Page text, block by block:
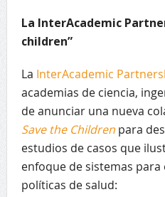
La InterAcademic
children”
La InterAcademic
academias de ciencia,
de anunciar una nueva
Save the Childrenpara
estudios de casos que
enfoque de sistemas
políticas de salud: